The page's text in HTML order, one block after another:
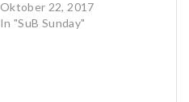
Oktober 22, 2017
In "SuB Sunday"